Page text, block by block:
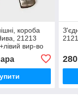
короба
21213
вир-во
280